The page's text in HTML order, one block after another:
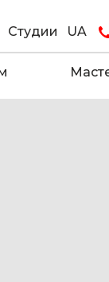
Студии UA